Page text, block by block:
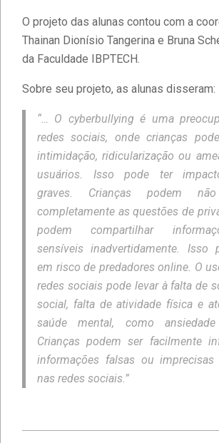
O projeto das alunas contou com a
Thainan Dionísio Tangerina e Bruna
da Faculdade IBPTECH.
Sobre seu projeto, as alunas disseram:
“… O cyberbullying é uma
redes sociais, onde crianças
intimidação, ridicularização ou
usuários. Isso pode ter
graves. Crianças podem não
completamente as questões de
podem compartilhar
sensíveis inadvertidamente. Isso
em risco de predadores online. O
redes sociais pode levar à falta de
social, falta de atividade física e
saúde mental, como
Crianças podem ser facilmente
informações falsas ou imprecisas
nas redes sociais.”
Estudantes da
desenvolvem site
Educação Digital
Diversidade e Inclusão
IBPTECH
Faculdade IBPTECH:
Futuros através da
Excelência
Faculdade IBPTECH e